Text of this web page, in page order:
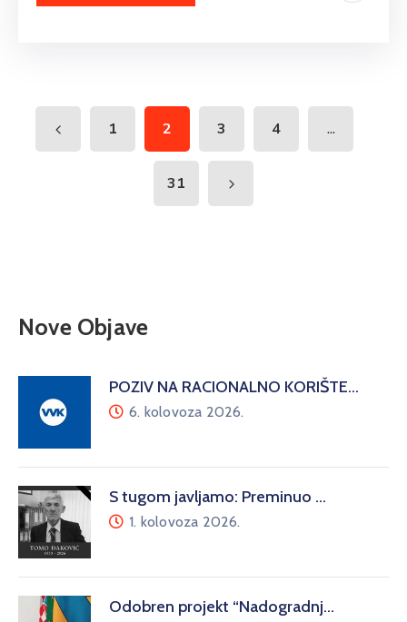
1 2 3 4 ...
31
Nove Objave
POZIV NA RACIONALNO KORIŠTE…
6. kolovoza 2026.
S tugom javljamo: Preminuo …
1. kolovoza 2026.
Odobren projekt “Nadogradnj…